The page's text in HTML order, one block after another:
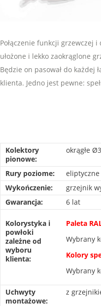
Połączenie funkcji grzewczej
ułożone i lekko zaokrąglone
Będzie on pasował do
klienta. Jedno jest pewne:
Kolektory
pionowe:
okrągłe
Rury poziome:
eliptyczne
Wykończenie:
grzejnik
Gwarancja:
6 lat
Kolorystyka i
powłoki
zależne od
wyboru
klienta:
Paleta
Wybrany
Kolory
Wybrany
Uchwyty
montażowe:
z